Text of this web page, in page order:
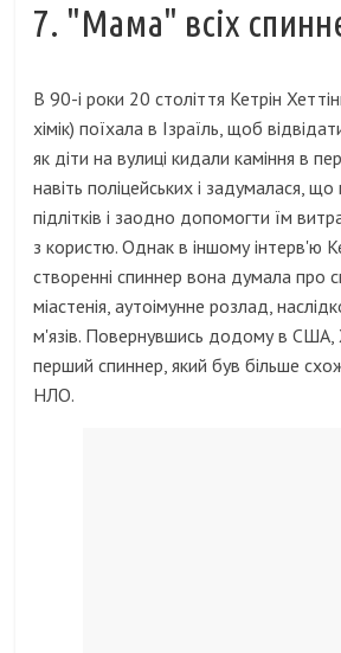
7. "Мама" всіх
В 90-і роки 20 століття Кетрін
хімік) поїхала в Ізраїль, щоб
як діти на вулиці кидали каміння в
навіть поліцейських і задумалася,
підлітків і заодно допомогти їм
з користю. Однак в іншому інтерв'ю
створенні спиннер вона думала про
міастенія, аутоімунне розлад,
м'язів. Повернувшись додому в США,
перший спиннер, який був більше
НЛО.